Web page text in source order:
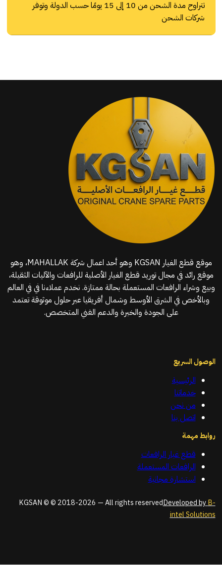
تتراوح مدة الشحن من 10 إلى 15 يومًا حسب الدولة وتوفر
شركات الشحن
موقع قطع الغيار KGSAN وهو أحد اعمال شركة MAHALLAK، وهو
موقع رائد في مجال توريد قطع الغيار الأصلية للرافعات والآليات الثقيلة،
وبيع وشراء الرافعات المستعملة بحالة ممتازة. نخدم عملاءنا في في العالم
وبالأخص في الشرق الأوسط وشمال أفريقيا عبر حلول موثوقة تعتمد
على الجودة والخبرة والدعم الفني المتخصص.
الوصول السريع
الرئيسية
خدماتنا
من نحن
اتصل بنا
روابط مهمة
قطع غيار الرافعات
الرافعات المستعملة
استشارة مجانية
KGSAN © © 2018-2026 — All rights reservedDeveloped byB-
intel Solutions